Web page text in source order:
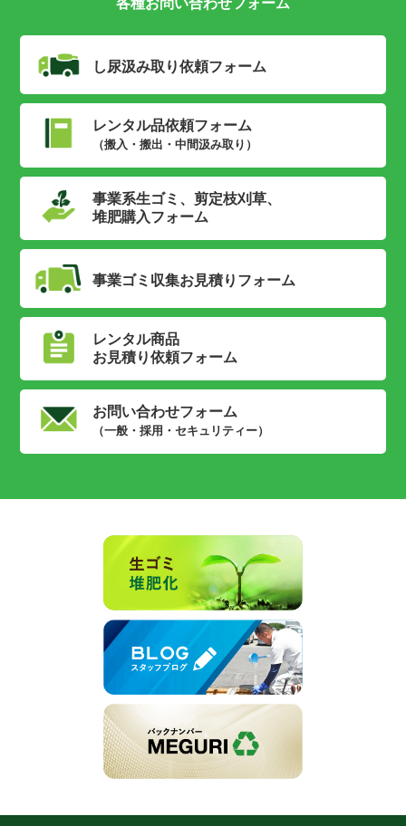
各種お問い合わせフォーム
し尿汲み取り依頼フォーム
レンタル品依頼フォーム
（搬入・搬出・中間汲み取り）
事業系生ゴミ、剪定枝刈草、
堆肥購入フォーム
事業ゴミ収集お見積りフォーム
レンタル商品
お見積り依頼フォーム
お問い合わせフォーム
（一般・採用・セキュリティー）